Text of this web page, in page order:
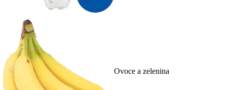
Ovoce a zelenina